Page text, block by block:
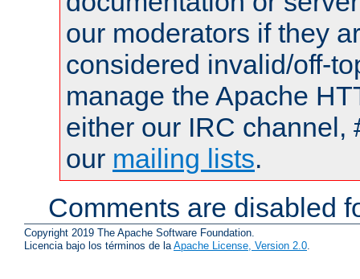
our moderators if they
considered invalid/off-
manage the Apache
either our IRC channel,
our mailing lists.
Comments are disabled
Copyright 2019 The Apache Software Foundation.
Licencia bajo los términos de la Apache License, Version 2.0